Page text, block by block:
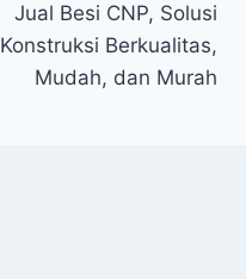
Jual Besi CNP, Solusi
Konstruksi Berkualitas,
Mudah, dan Murah